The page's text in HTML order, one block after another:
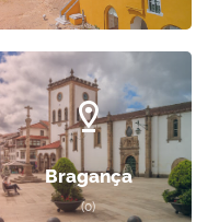
Bragança
(0)